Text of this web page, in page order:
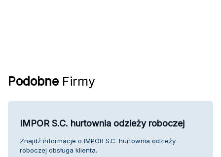
Podobne Firmy
IMPOR S.C. hurtownia odzieży roboczej
Znajdź informacje o IMPOR S.C. hurtownia odzieży
roboczej obsługa klienta.